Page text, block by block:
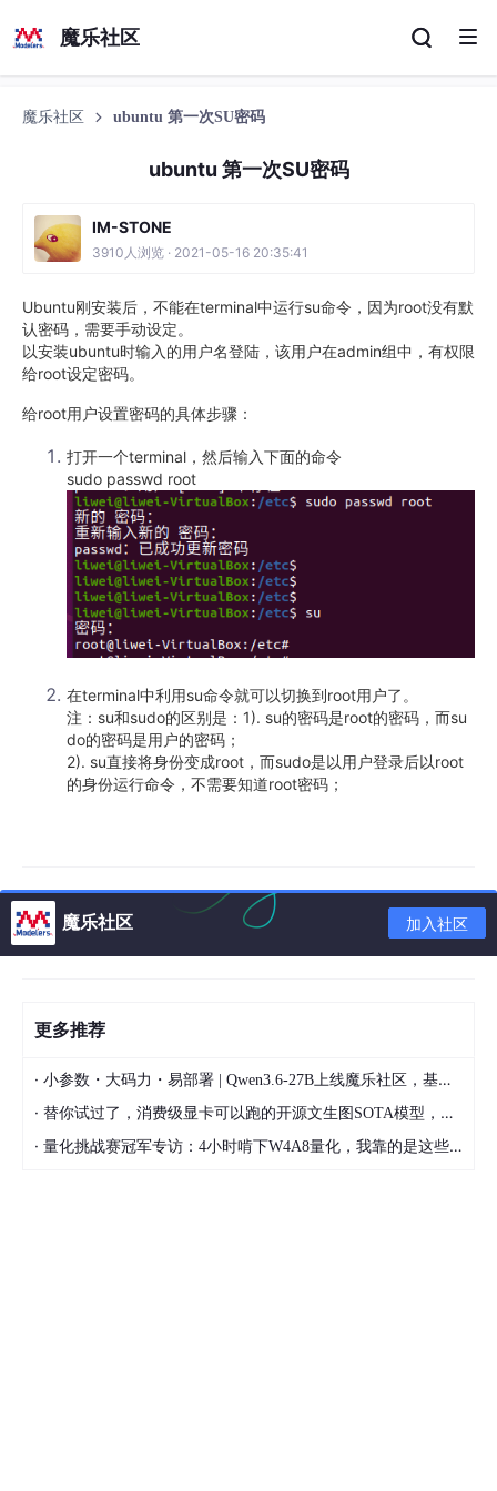
魔乐社区
魔乐社区 ubuntu 第一次SU密码
ubuntu 第一次SU密码
IM-STONE
3910人浏览 · 2021-05-16 20:35:41
Ubuntu刚安装后，不能在terminal中运行su命令，因为root没有默
认密码，需要手动设定。
以安装ubuntu时输入的用户名登陆，该用户在admin组中，有权限
给root设定密码。
给root用户设置密码的具体步骤：
打开一个terminal，然后输入下面的命令
sudo passwd root
在terminal中利用su命令就可以切换到root用户了。
注：su和sudo的区别是：1). su的密码是root的密码，而su
do的密码是用户的密码；
2). su直接将身份变成root，而sudo是以用户登录后以root
的身份运行命令，不需要知道root密码；
魔乐社区 加入社区
更多推荐
· 小参数・大码力・易部署 | Qwen3.6-27B上线魔乐社区，基于昇腾的部署教程来了
· 替你试过了，消费级显卡可以跑的开源文生图SOTA模型，顶级渲染、高密度文本绘图
· 量化挑战赛冠军专访：4小时啃下W4A8量化，我靠的是这些经验